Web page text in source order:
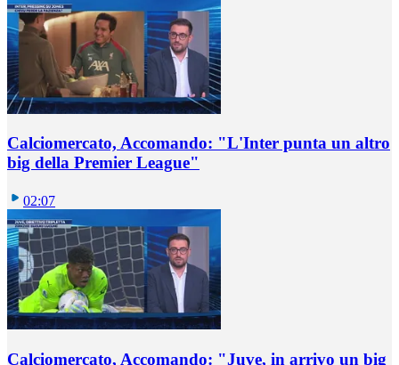
Calciomercato, Accomando: "L'Inter punta un altro
big della Premier League"
02:07
Calciomercato, Accomando: "Juve, in arrivo un big